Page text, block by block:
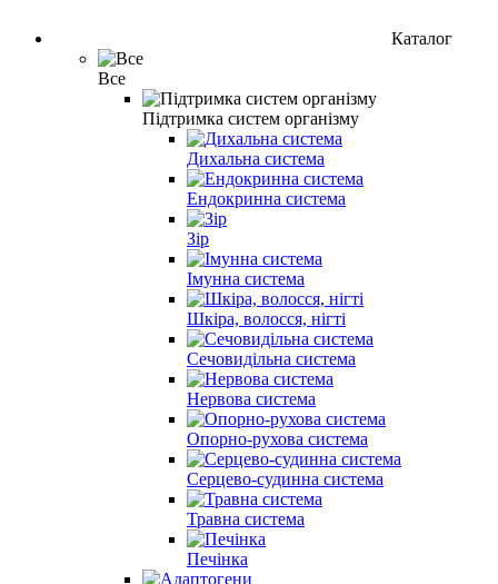
Каталог
Все
Підтримка систем організму
Дихальна система
Ендокринна система
Зір
Імунна система
Шкіра, волосся, нігті
Сечовидільна система
Нервова система
Опорно-рухова система
Серцево-судинна система
Травна система
Печінка